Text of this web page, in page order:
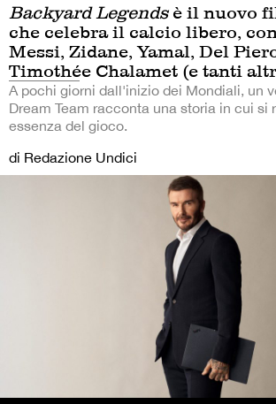
Backyard Legendsè il nuovo
che celebra il calcio libero,
Messi, Zidane, Yamal, Del
Timothée Chalamet (e tanti
A pochi giorni dall'inizio dei Mondiali, un
Dream Team racconta una storia in cui si
essenza del gioco.
di Redazione Undici